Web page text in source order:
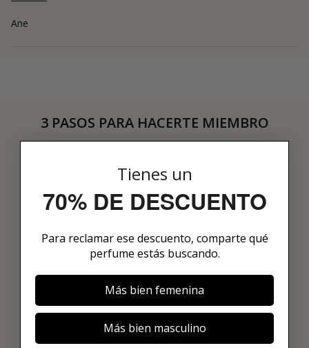
Ane
3 PASOS PARA HACERTE MIEMBRO
ENCUENTRA LO QUE TE
GUSTA
Explora más de 600 fragancias nicho y
02
ELIGE TU PRIMER AROMA
Elige tu favorito. Tu primer perfume de
lujo se enviará justo después de la
compra.
Tienes un
70% DE DESCUENTO
Para reclamar ese descuento, comparte qué
perfume estás buscando.
Más bien femenina
Más bien masculino